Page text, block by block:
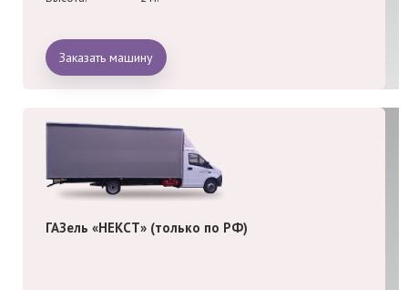
Заказать машину
ГАЗель «НЕКСТ» (только по РФ)